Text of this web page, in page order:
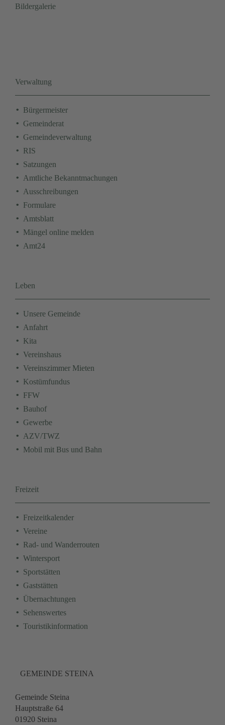
Bildergalerie
Verwaltung
überspringen
Bürgermeister
Gemeinderat
Gemeindeverwaltung
RIS
Satzungen
Amtliche Bekanntmachungen
Ausschreibungen
Formulare
Amtsblatt
Mängel online melden
Amt24
Leben
überspringen
Unsere Gemeinde
Anfahrt
Kita
Vereinshaus
Vereinszimmer Mieten
Kostümfundus
FFW
Bauhof
Gewerbe
AZV/TWZ
Mobil mit Bus und Bahn
Freizeit
überspringen
Freizeitkalender
Vereine
Rad- und Wanderrouten
Wintersport
Sportstätten
Gaststätten
Übernachtungen
Sehenswertes
Touristikinformation
GEMEINDE STEINA
Gemeinde Steina
Hauptstraße 64
01920 Steina